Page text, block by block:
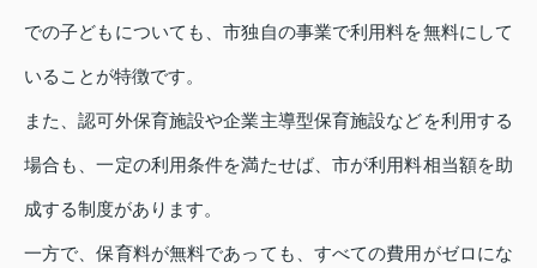
での子どもについても、市独自の事業で利用料を無料にして
いることが特徴です。
また、認可外保育施設や企業主導型保育施設などを利用する
場合も、一定の利用条件を満たせば、市が利用料相当額を助
成する制度があります。
一方で、保育料が無料であっても、すべての費用がゼロにな